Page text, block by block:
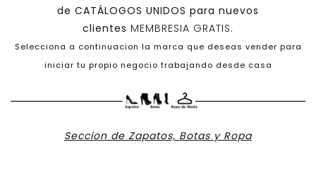
de CATÁLOGOS UNIDOS para nuevos
clientes MEMBRESIA GRATIS.
Selecciona a continuacion la marca que deseas vender para
iniciar tu propio negocio trabajando desde casa
Seccion de Zapatos, Botas y Ropa